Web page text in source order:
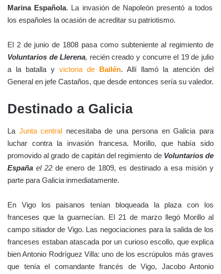
Marina Española. La invasión de Napoleón presentó a todos
los españoles la ocasión de acreditar su patriotismo.
El 2 de junio de 1808 pasa como subteniente al regimiento de
Voluntarios de Llerena, recién creado y concurre el 19 de julio
a la batalla y victoria de Bailén. Allí llamó la atención del
General en jefe Castaños, que desde entonces sería su valedor.
Destinado a Galicia
LaJunta central necesitaba de una persona en Galicia para
luchar contra la invasión francesa. Morillo, que había sido
promovido al grado de capitán del regimiento de Voluntarios de
España el 22 de enero de 1809, es destinado a esa misión y
parte para Galicia inmediatamente.
En Vigo los paisanos tenían bloqueada la plaza con los
franceses que la guarnecían. El 21 de marzo llegó Morillo al
campo sitiador de Vigo. Las negociaciones para la salida de los
franceses estaban atascada por un curioso escollo, que explica
bien Antonio Rodríguez Villa: uno de los escrúpulos más graves
que tenía el comandante francés de Vigo, Jacobo Antonio